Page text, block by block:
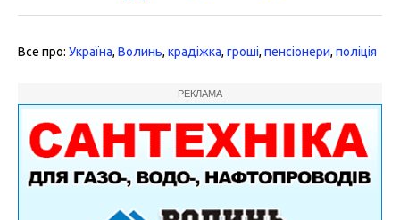
Все про: Україна, Волинь, крадіжка, гроші, пенсіонери, поліція
РЕКЛАМА